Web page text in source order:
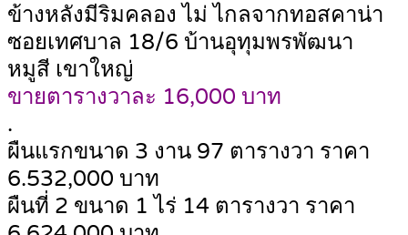
ข้างหลังมีริมคลอง ไม่ ไกลจากทอสคาน่า
ซอยเทศบาล 18/6 บ้านอุทุมพรพัฒนา
หมูสี เขาใหญ่
ขายตารางวาละ 16,000 บาท
.
ผืนแรกขนาด 3 งาน 97 ตารางวา ราคา
6.532,000 บาท
ผืนที่ 2 ขนาด 1 ไร่ 14 ตารางวา ราคา